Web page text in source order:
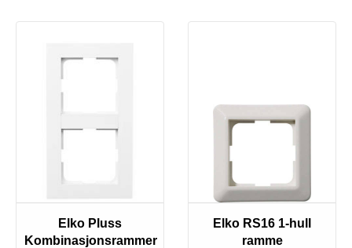
Elko Pluss
Kombinasjonsrammer
Elko RS16 1-hull
ramme